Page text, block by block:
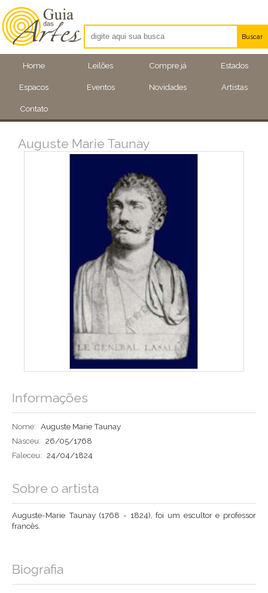
Home Leilões Compre já Estados
Espacos Eventos Novidades Artistas
Contato
Buscar
Artistas
Eventos
Auguste Marie Taunay
Informações
Nome: Auguste Marie Taunay
Nasceu: 26/05/1768
Faleceu: 24/04/1824
Sobre o artista
Auguste-Marie Taunay (1768 - 1824), foi um escultor e professor
francês.
Biografia